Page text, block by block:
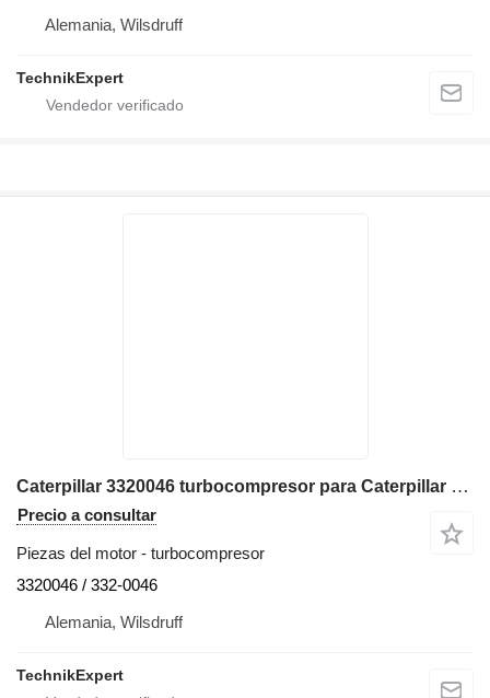
Alemania, Wilsdruff
TechnikExpert
Caterpillar 3320046 turbocompresor para Caterpillar 777D, 777E, 777B, 777F volquete rígido
Precio a consultar
Piezas del motor - turbocompresor
3320046 / 332-0046
Alemania, Wilsdruff
TechnikExpert